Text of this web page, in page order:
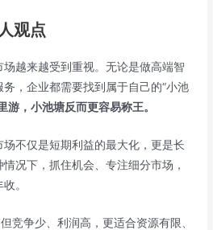
观点
越来越受到重视。无论是做高端智
，企业都需要找到属于自己的“小池
游，小池塘反而更容易称王。
不仅是短期利益的最大化，更是长
况下，抓住机会、专注细分市场，
。
竞争少、利润高，更适合资源有限、